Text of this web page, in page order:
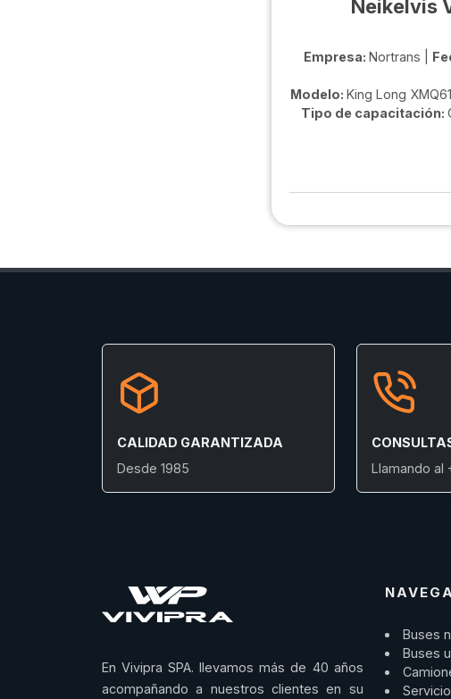
Neikelvis
Empresa: Nortrans |
Modelo: King Long
Tipo de capacitación:
CALIDAD GARANTIZADA
Desde 1985
Llamando al
En Vivipra SPA. llevamos más de 40 años
acompañando a nuestros clientes en su
Buses
Buses